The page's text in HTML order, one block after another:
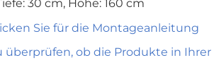
30 cm, Höhe: 160 cm
Sie für die Montageanleitung
überprüfen, ob die Produkte in